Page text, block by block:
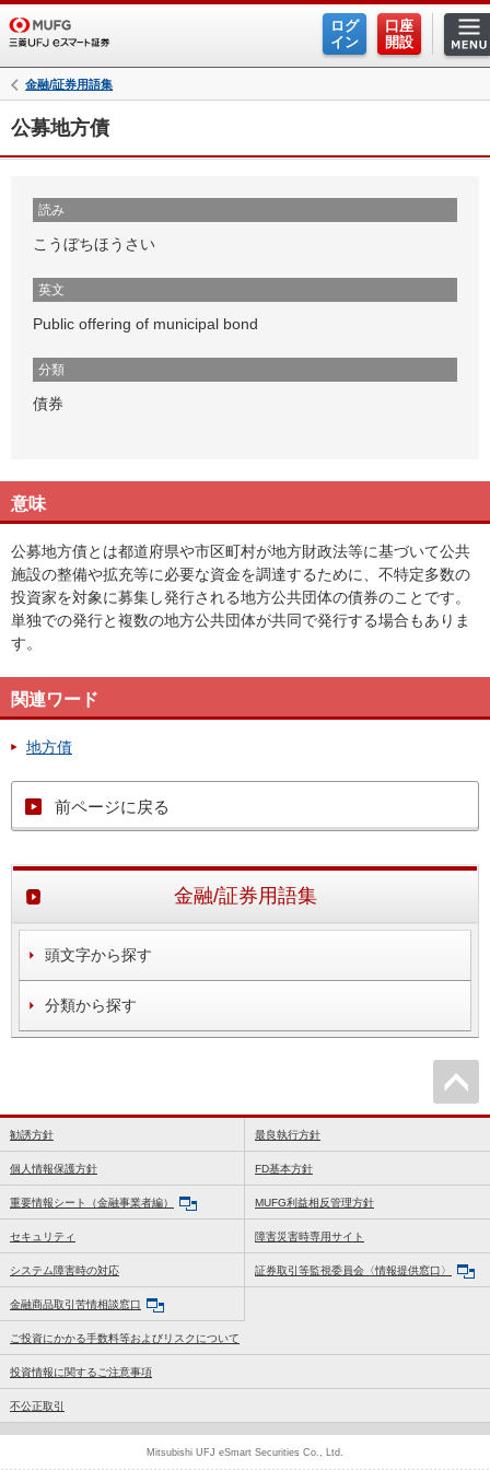
ログ
イン
口座
開設
金融/証券用語集
公募地方債
読み
こうぼちほうさい
英文
Public offering of municipal bond
分類
債券
意味
公募地方債とは都道府県や市区町村が地方財政法等に基づいて公共
施設の整備や拡充等に必要な資金を調達するために、不特定多数の
投資家を対象に募集し発行される地方公共団体の債券のことです。
単独での発行と複数の地方公共団体が共同で発行する場合もありま
す。
関連ワード
地方債
前ページに戻る
金融/証券用語集
頭文字から探す
分類から探す
勧誘方針 最良執行方針
個人情報保護方針 FD基本方針
重要情報シート（金融事業者編） MUFG利益相反管理方針
セキュリティ 障害災害時専用サイト
システム障害時の対応 証券取引等監視委員会〈情報提供窓口〉
金融商品取引苦情相談窓口
ご投資にかかる手数料等およびリスクについて
投資情報に関するご注意事項
不公正取引
Mitsubishi UFJ eSmart Securities Co., Ltd.